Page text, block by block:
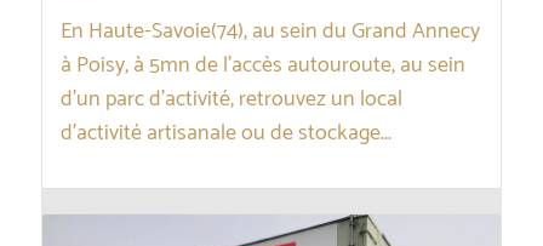
En Haute-Savoie(74), au sein du Grand Annecy
à Poisy, à 5mn de l’accès autouroute, au sein
d’un parc d’activité, retrouvez un local
d’activité artisanale ou de stockage...